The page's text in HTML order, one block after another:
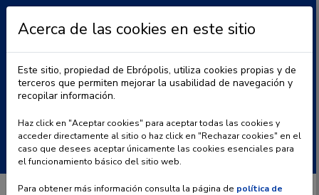
BLOG | CONTACTO
Buscar:
Acerca de las cookies en este sitio
Este sitio, propiedad de Ebrópolis, utiliza cookies propias y de
terceros que permiten mejorar la usabilidad de navegación y
recopilar información.
Haz click en "Aceptar cookies" para aceptar todas las cookies y
acceder directamente al sitio o haz click en "Rechazar cookies" en el
caso que desees aceptar únicamente las cookies esenciales para
el funcionamiento básico del sitio web.
Para obtener más información consulta la página de política de